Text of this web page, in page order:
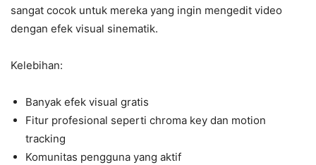
sangat cocok untuk mereka yang ingin mengedit video
dengan efek visual sinematik.
Kelebihan:
Banyak efek visual gratis
Fitur profesional seperti chroma key dan motion
tracking
Komunitas pengguna yang aktif